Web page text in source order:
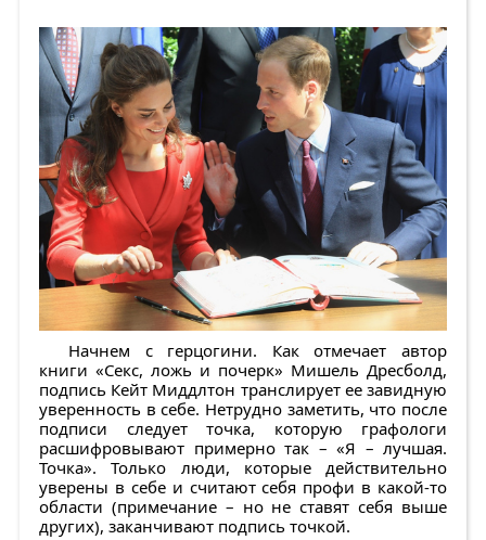
Начнем с герцогини. Как отмечает автор
книги «Секс, ложь и почерк» Мишель Дресболд,
подпись Кейт Миддлтон транслирует ее завидную
уверенность в себе. Нетрудно заметить, что после
подписи следует точка, которую графологи
расшифровывают примерно так – «Я – лучшая.
Точка». Только люди, которые действительно
уверены в себе и считают себя профи в какой-то
области (примечание – но не ставят себя выше
других), заканчивают подпись точкой.